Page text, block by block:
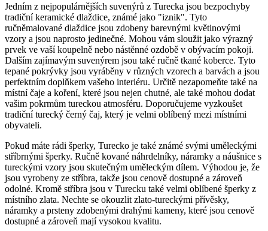
Jedním z nejpopulárnějších‌ suvenýrů z Turecka jsou bezpochyby
tradiční keramické dlaždice, známé jako "iznik". Tyto
ručněmalované dlaždice jsou zdobeny⁣ barevnými květinovými
vzory a​ jsou naprosto⁢ jedinečné. Mohou vám sloužit​ jako ⁢výrazný
prvek ve vaší⁢ koupelně nebo nástěnné ozdobě v obývacím pokoji.
Dalším zajímavým⁤ suvenýrem jsou ⁣také ručně ​tkané‍ koberce. Tyto⁣
tepané pokrývky jsou ‌vyráběny v různých vzorech a barvách a jsou
perfektním doplňkem vašeho interiéru. Určitě nezapomeňte také na
místní čaje a koření, které jsou nejen chutné, ale také⁢ mohou dodat
vašim pokrmům tureckou atmosféru. Doporučujeme vyzkoušet
tradiční‍ turecký černý čaj, který je velmi oblíbený ⁣mezi místními
obyvateli.
Pokud máte rádi šperky, ⁣Turecko je také známé svými uměleckými
stříbrnými⁤ šperky. Ručně ⁢kované náhrdelníky, náramky a náušnice s
tureckými vzory jsou skutečným⁣ uměleckým dílem. Výhodou⁣ je, že
jsou vyrobeny ze stříbra, takže jsou cenově ​dostupné a zároveň
odolné. Kromě stříbra jsou v Turecku také velmi oblíbené šperky z
místního zlata. Nechte se okouzlit zlato-tureckými přívěsky,
⁢náramky a prsteny zdobenými drahými​ kameny, které jsou cenově
‌dostupné a zároveň mají vysokou kvalitu.